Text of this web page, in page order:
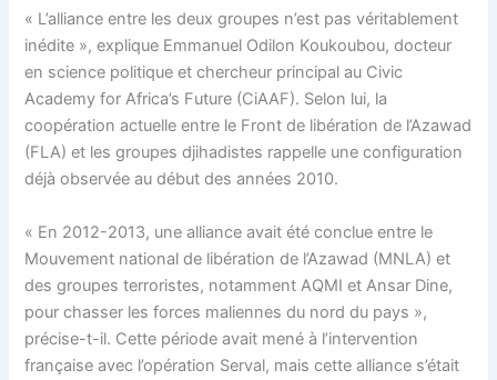
« L’alliance entre les deux groupes n’est pas véritablement
inédite », explique Emmanuel Odilon Koukoubou, docteur
en science politique et chercheur principal au Civic
Academy for Africa’s Future (CiAAF). Selon lui, la
coopération actuelle entre le Front de libération de l’Azawad
(FLA) et les groupes djihadistes rappelle une configuration
déjà observée au début des années 2010.
« En 2012-2013, une alliance avait été conclue entre le
Mouvement national de libération de l’Azawad (MNLA) et
des groupes terroristes, notamment AQMI et Ansar Dine,
pour chasser les forces maliennes du nord du pays »,
précise-t-il. Cette période avait mené à l’intervention
française avec l’opération Serval, mais cette alliance s’était